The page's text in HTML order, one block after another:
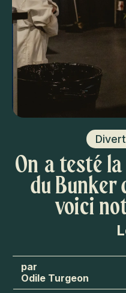
On a testé
du Bunker
voici
Odile Turgeon